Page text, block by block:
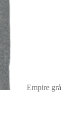
Empire grå